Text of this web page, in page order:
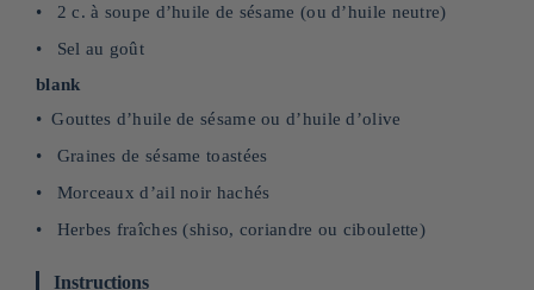
2 c. à soupe d’huile de sésame (ou d’huile neutre)
Sel au goût
blank
Gouttes d’huile de sésame ou d’huile d’olive
Graines de sésame toastées
Morceaux d’ail noir hachés
Herbes fraîches (shiso, coriandre ou ciboulette)
Instructions